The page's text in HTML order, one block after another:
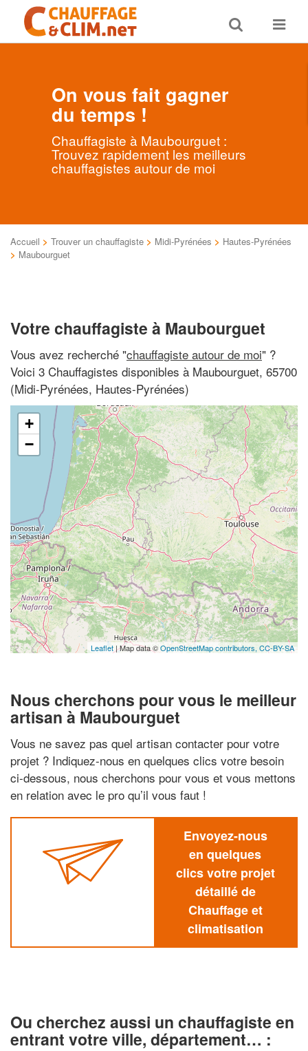
Toggle
search
Toggle
On vous fait gagner
du temps !
Chauffagiste à Maubourguet :
Trouvez rapidement les meilleurs
chauffagistes autour de moi
Accueil > Trouver un chauffagiste > Midi-Pyrénées > Hautes-Pyrénées
> Maubourguet
Votre chauffagiste à Maubourguet
Vous avez recherché "chauffagiste autour de moi" ?
Voici 3 Chauffagistes disponibles à Maubourguet, 65700
(Midi-Pyrénées, Hautes-Pyrénées)
+
−
Leaflet | Map data ©OpenStreetMap contributors, CC-BY-SA
Nous cherchons pour vous le meilleur
artisan à Maubourguet
Vous ne savez pas quel artisan contacter pour votre
projet ? Indiquez-nous en quelques clics votre besoin
ci-dessous, nous cherchons pour vous et vous mettons
en relation avec le pro qu’il vous faut !
Envoyez-nous
en quelques
clics votre projet
détaillé de
Chauffage et
climatisation
Ou cherchez aussi un chauffagiste en
entrant votre ville, département… :